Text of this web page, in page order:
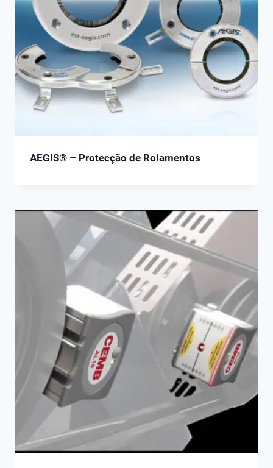
AEGIS® – Protecção de Rolamentos